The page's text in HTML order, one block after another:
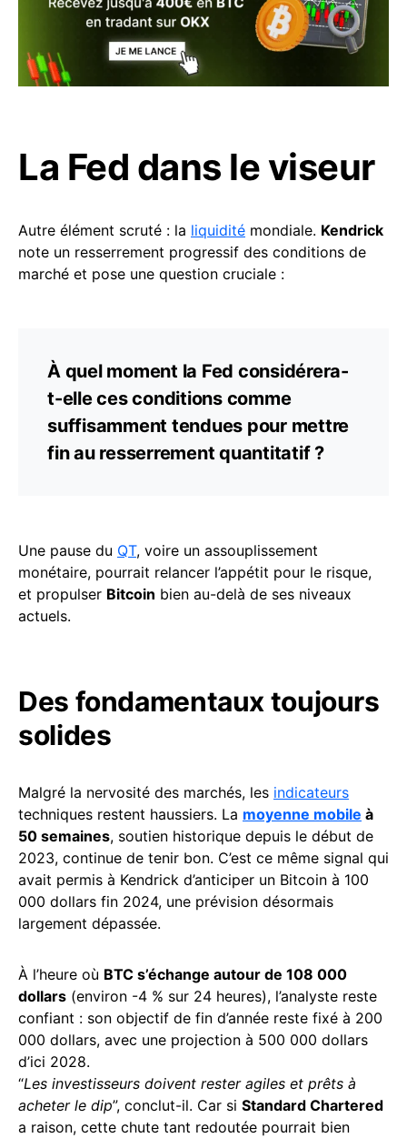
La Fed dans le viseur
Autre élément scruté : la liquidité mondiale. Kendrick
note un resserrement progressif des conditions de
marché et pose une question cruciale :
À quel moment la Fed considérera-
t-elle ces conditions comme
suffisamment tendues pour mettre
fin au resserrement quantitatif ?
Une pause du QT, voire un assouplissement
monétaire, pourrait relancer l’appétit pour le risque,
et propulser Bitcoin bien au-delà de ses niveaux
actuels.
Des fondamentaux toujours
solides
Malgré la nervosité des marchés, les indicateurs
techniques restent haussiers. La moyenne mobile à
50 semaines, soutien historique depuis le début de
2023, continue de tenir bon. C’est ce même signal qui
avait permis à Kendrick d’anticiper un Bitcoin à 100
000 dollars fin 2024, une prévision désormais
largement dépassée.
À l’heure où BTC s’échange autour de 108 000
dollars (environ -4 % sur 24 heures), l’analyste reste
confiant : son objectif de fin d’année reste fixé à 200
000 dollars, avec une projection à 500 000 dollars
d’ici 2028.
“Les investisseurs doivent rester agiles et prêts à
acheter le dip”, conclut-il. Car si Standard Chartered
a raison, cette chute tant redoutée pourrait bien